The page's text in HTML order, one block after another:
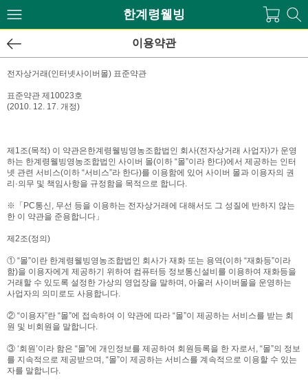
한계령웰빙
이용약관
전자상거래(인터넷사이버몰) 표준약관
표준약관 제10023호
(2010. 12. 17. 개정)
제1조(목적) 이 약관은한계령웰빙영농조합법인 회사(전자상거래 사업자)가 운영
하는 한계령웰빙영농조합법인 사이버 몰(이하 “몰”이라 한다)에서 제공하는 인터
넷 관련 서비스(이하 “서비스”라 한다)를 이용함에 있어 사이버 몰과 이용자의 권
리·의무 및 책임사항을 규정함을 목적으로 합니다.
※「PC통신, 무선 등을 이용하는 전자상거래에 대해서도 그 성질에 반하지 않는
한 이 약관을 준용합니다」
제2조(정의)
① “몰”이란 한계령웰빙영농조합법인 회사가 재화 또는 용역(이하 “재화등”이라
함)을 이용자에게 제공하기 위하여 컴퓨터등 정보통신설비를 이용하여 재화등을
거래할 수 있도록 설정한 가상의 영업장을 말하며, 아울러 사이버몰을 운영하는
사업자의 의미로도 사용합니다.
② “이용자”란 “몰”에 접속하여 이 약관에 따라 “몰”이 제공하는 서비스를 받는 회
원 및 비회원을 말합니다.
③ ‘회원’이라 함은 “몰”에 개인정보를 제공하여 회원등록을 한 자로서, “몰”의 정보
를 지속적으로 제공받으며, “몰”이 제공하는 서비스를 계속적으로 이용할 수 있는
자를 말합니다.